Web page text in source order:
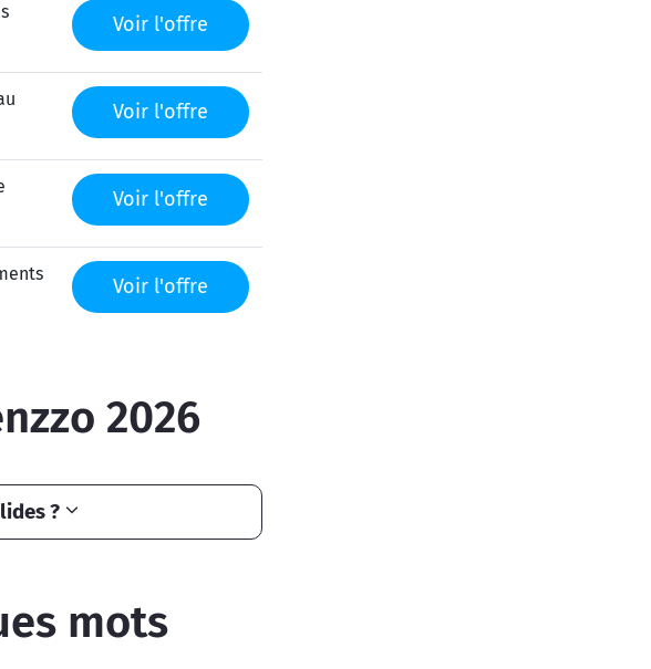
Voir l'offre
Voir l'offre
Voir l'offre
Voir l'offre
2026
?
mots